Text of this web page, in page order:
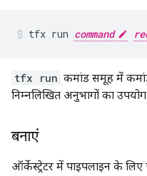
tfx run command
tfx run कमांड समूह में
निम्नलिखित अनुभागों का
बनाएं
ऑर्केस्ट्रेटर में पाइपलाइन के